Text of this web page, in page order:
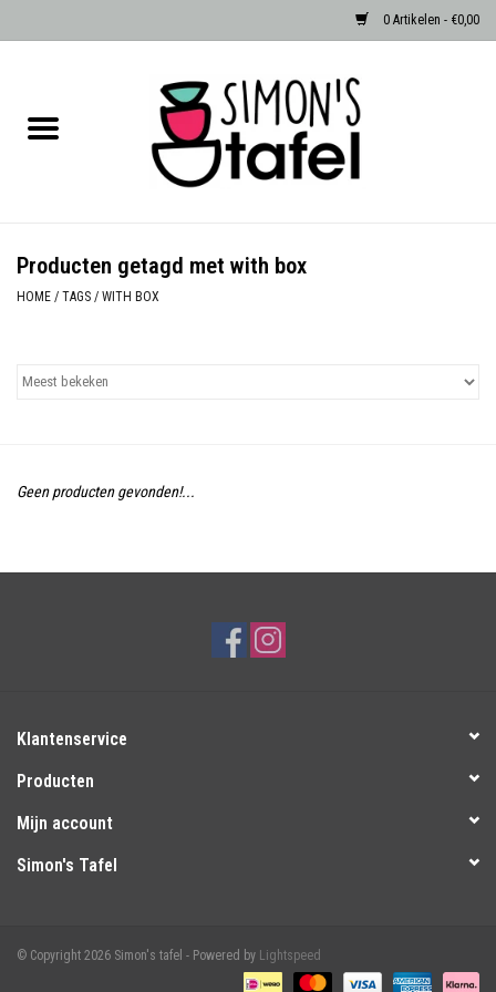
0 Artikelen - €0,00
Albast waxinehouders van Zenza
Dierenlampen
Cadeaubonnen
Producten getagd met with box
HOME / TAGS / WITH BOX
Geen producten gevonden!...
Klantenservice
Producten
Mijn account
Simon's Tafel
© Copyright 2026 Simon's tafel - Powered by Lightspeed